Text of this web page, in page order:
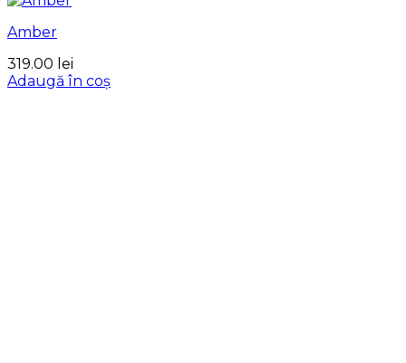
Amber
319.00 lei
Adaugă în coș